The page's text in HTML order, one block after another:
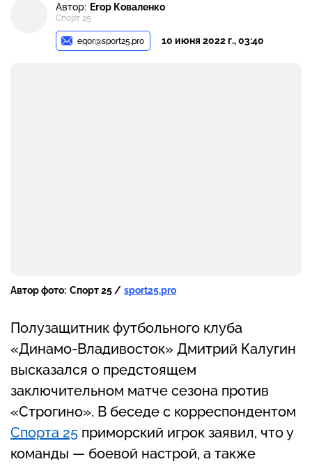
Автор: Егор Коваленко
Спорт 25
egor@sport25.pro 10 июня 2022 г., 03:40
Автор фото: Спорт 25 / sport25.pro
Полузащитник футбольного клуба
«Динамо-Владивосток» Дмитрий Калугин
высказался о предстоящем
заключительном матче сезона против
«Строгино». В беседе с корреспондентом
Спорта 25 приморский игрок заявил, что у
команды — боевой настрой, а также